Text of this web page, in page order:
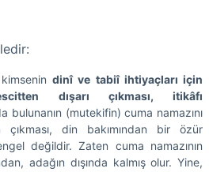
dinî ve tabiî ihtiyaçları için
dışarı çıkması, itikâfı
bulunanın (mutekifin) cuma namazını
çıkması, din bakımından bir özür
değildir. Zaten cuma namazının
adağın dışında kalmış olur. Yine,